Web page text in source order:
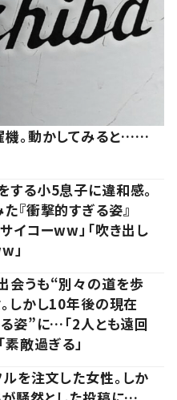
。動かしてみると……
する小5息子に違和感。
『衝撃的すぎる姿』
イコーww」「吹き出し
」
会うも“別々の道を歩
しかし10年後の現在
姿”に…「2人とも遠回
素敵過ぎる」
を注文した女性。しか